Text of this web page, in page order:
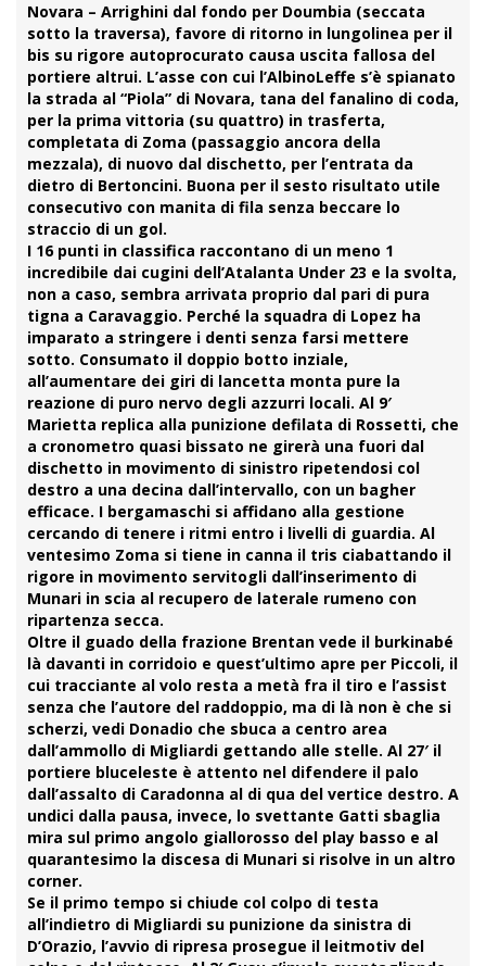
Novara – Arrighini dal fondo per Doumbia (seccata
sotto la traversa), favore di ritorno in lungolinea per il
bis su rigore autoprocurato causa uscita fallosa del
portiere altrui. L’asse con cui l’AlbinoLeffe s’è spianato
la strada al “Piola” di Novara, tana del fanalino di coda,
per la prima vittoria (su quattro) in trasferta,
completata di Zoma (passaggio ancora della
mezzala), di nuovo dal dischetto, per l’entrata da
dietro di Bertoncini. Buona per il sesto risultato utile
consecutivo con manita di fila senza beccare lo
straccio di un gol.
I 16 punti in classifica raccontano di un meno 1
incredibile dai cugini dell’Atalanta Under 23 e la svolta,
non a caso, sembra arrivata proprio dal pari di pura
tigna a Caravaggio. Perché la squadra di Lopez ha
imparato a stringere i denti senza farsi mettere
sotto. Consumato il doppio botto inziale,
all’aumentare dei giri di lancetta monta pure la
reazione di puro nervo degli azzurri locali. Al 9′
Marietta replica alla punizione defilata di Rossetti, che
a cronometro quasi bissato ne girerà una fuori dal
dischetto in movimento di sinistro ripetendosi col
destro a una decina dall’intervallo, con un bagher
efficace. I bergamaschi si affidano alla gestione
cercando di tenere i ritmi entro i livelli di guardia. Al
ventesimo Zoma si tiene in canna il tris ciabattando il
rigore in movimento servitogli dall’inserimento di
Munari in scia al recupero de laterale rumeno con
ripartenza secca.
Oltre il guado della frazione Brentan vede il burkinabé
là davanti in corridoio e quest’ultimo apre per Piccoli, il
cui tracciante al volo resta a metà fra il tiro e l’assist
senza che l’autore del raddoppio, ma di là non è che si
scherzi, vedi Donadio che sbuca a centro area
dall’ammollo di Migliardi gettando alle stelle. Al 27′ il
portiere bluceleste è attento nel difendere il palo
dall’assalto di Caradonna al di qua del vertice destro. A
undici dalla pausa, invece, lo svettante Gatti sbaglia
mira sul primo angolo giallorosso del play basso e al
quarantesimo la discesa di Munari si risolve in un altro
corner.
Se il primo tempo si chiude col colpo di testa
all’indietro di Migliardi su punizione da sinistra di
D’Orazio, l’avvio di ripresa prosegue il leitmotiv del